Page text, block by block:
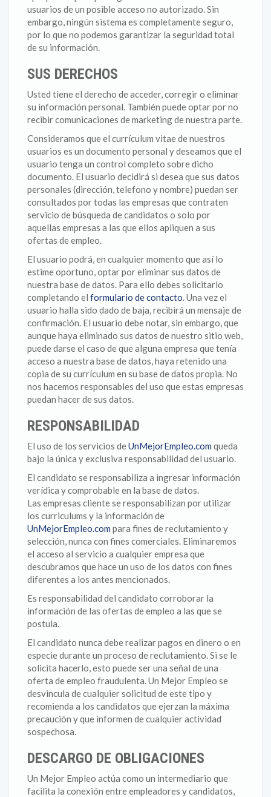
usuarios de un posible acceso no autorizado. Sin
embargo, ningún sistema es completamente seguro,
por lo que no podemos garantizar la seguridad total
de su información.
SUS DERECHOS
Usted tiene el derecho de acceder, corregir o eliminar
su información personal. También puede optar por no
recibir comunicaciones de marketing de nuestra parte.
Consideramos que el currículum vitae de nuestros
usuarios es un documento personal y deseamos que el
usuario tenga un control completo sobre dicho
documento. El usuario decidirá si desea que sus datos
personales (dirección, telefono y nombre) puedan ser
consultados por todas las empresas que contraten
servicio de búsqueda de candidatos o solo por
aquellas empresas a las que ellos apliquen a sus
ofertas de empleo.
El usuario podrá, en cualquier momento que así lo
estime oportuno, optar por eliminar sus datos de
nuestra base de datos. Para ello debes solicitarlo
completando el formulario de contacto. Una vez el
usuario halla sido dado de baja, recibirá un mensaje de
confirmación. El usuario debe notar, sin embargo, que
aunque haya eliminado sus datos de nuestro sitio web,
puede darse el caso de que alguna empresa que tenía
acceso a nuestra base de datos, haya retenido una
copia de su currículum en su base de datos propia. No
nos hacemos responsables del uso que estas empresas
puedan hacer de sus datos.
RESPONSABILIDAD
El uso de los servicios deUnMejorEmpleo.com queda
bajo la única y exclusiva responsabilidad del usuario.
El candidato se responsabiliza a ingresar información
verídica y comprobable en la base de datos.
Las empresas cliente se responsabilizan por utilizar
los curriculums y la información de
UnMejorEmpleo.com para fines de reclutamiento y
selección, nunca con fines comerciales. Eliminaremos
el acceso al servicio a cualquier empresa que
descubramos que hace un uso de los datos con fines
diferentes a los antes mencionados.
Es responsabilidad del candidato corroborar la
información de las ofertas de empleo a las que se
postula.
El candidato nunca debe realizar pagos en dinero o en
especie durante un proceso de reclutamiento. Si se le
solicita hacerlo, esto puede ser una señal de una
oferta de empleo fraudulenta. Un Mejor Empleo se
desvincula de cualquier solicitud de este tipo y
recomienda a los candidatos que ejerzan la máxima
precaución y que informen de cualquier actividad
sospechosa.
DESCARGO DE OBLIGACIONES
Un Mejor Empleo actúa como un intermediario que
facilita la conexión entre empleadores y candidatos,